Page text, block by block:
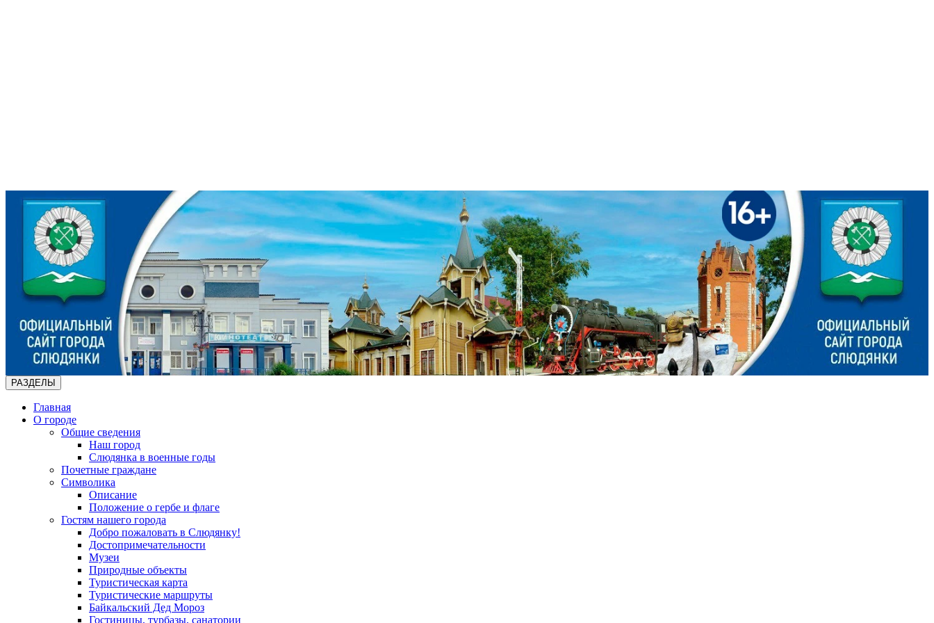
РАЗДЕЛЫ
Главная
О городе
Общие сведения
Наш город
Слюдянка в военные годы
Почетные граждане
Символика
Описание
Положение о гербе и флаге
Гостям нашего города
Добро пожаловать в Слюдянку!
Достопримечательности
Музеи
Природные объекты
Туристическая карта
Туристические маршруты
Байкальский Дед Мороз
Гостиницы, турбазы, санатории